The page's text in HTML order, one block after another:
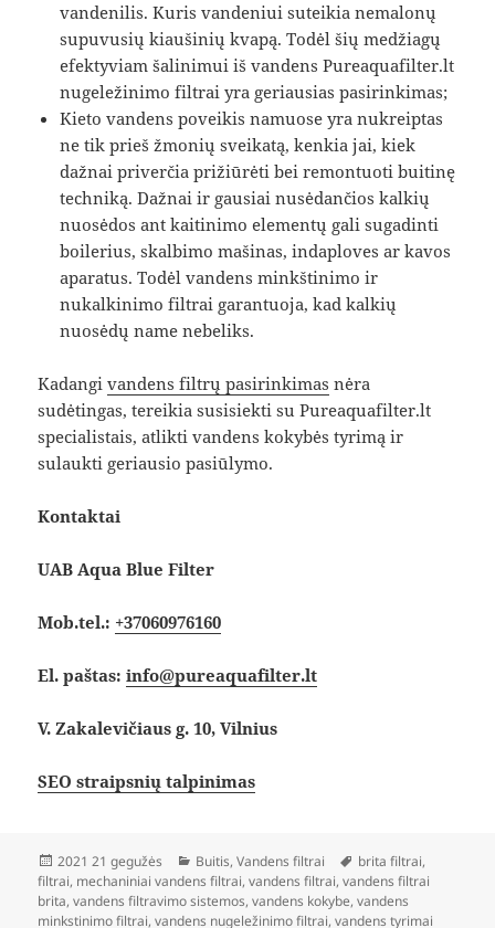
vandenilis. Kuris vandeniui suteikia nemalonų
supuvusių kiaušinių kvapą. Todėl šių medžiagų
efektyviam šalinimui iš vandens Pureaquafilter.lt
nugeležinimo filtrai yra geriausias pasirinkimas;
Kieto vandens poveikis namuose yra nukreiptas
ne tik prieš žmonių sveikatą, kenkia jai, kiek
dažnai priverčia prižiūrėti bei remontuoti buitinę
techniką. Dažnai ir gausiai nusėdančios kalkių
nuosėdos ant kaitinimo elementų gali sugadinti
boilerius, skalbimo mašinas, indaploves ar kavos
aparatus. Todėl vandens minkštinimo ir
nukalkinimo filtrai garantuoja, kad kalkių
nuosėdų name nebeliks.
Kadangivandens filtrų pasirinkimas nėra
sudėtingas, tereikia susisiekti su Pureaquafilter.lt
specialistais, atlikti vandens kokybės tyrimą ir
sulaukti geriausio pasiūlymo.
Kontaktai
UAB Aqua Blue Filter
Mob.tel.: +37060976160
El. paštas:info@pureaquafilter.lt
V. Zakalevičiaus g. 10, Vilnius
SEO straipsnių talpinimas
Paskelbta
2021 21 gegužės Kategorijos
Buitis,Vandens filtrai Žymos
brita filtrai,
filtrai, mechaniniai vandens filtrai,vandens filtrai,vandens filtrai
brita,vandens filtravimo sistemos,vandens kokybe,vandens
minkstinimo filtrai,vandens nugeležinimo filtrai,vandens tyrimai